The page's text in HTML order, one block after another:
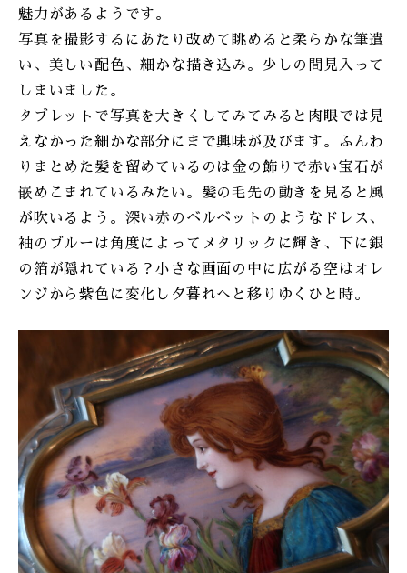
魅力があるようです。
写真を撮影するにあたり改めて眺めると柔らかな筆遣
い、美しい配色、細かな描き込み。少しの間見入って
しまいました。
タブレットで写真を大きくしてみてみると肉眼では見
えなかった細かな部分にまで興味が及びます。ふんわ
りまとめた髪を留めているのは金の飾りで赤い宝石が
嵌めこまれているみたい。髪の毛先の動きを見ると風
が吹いるよう。深い赤のベルベットのようなドレス、
袖のブルーは角度によってメタリックに輝き、下に銀
の箔が隠れている？小さな画面の中に広がる空はオレ
ンジから紫色に変化し夕暮れへと移りゆくひと時。